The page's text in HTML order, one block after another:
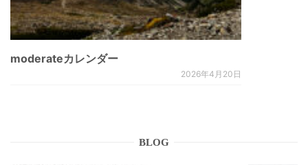
moderateカレンダー
2026年4月20日
BLOG